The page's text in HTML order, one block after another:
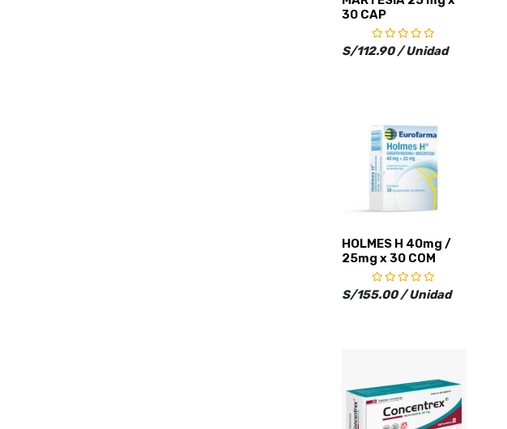
30 CAP
S/112.90 / Unidad
HOLMES H 40mg /
25mg x 30 COM
S/155.00 / Unidad